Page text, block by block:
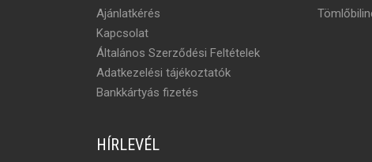
Ajánlatkérés
Kapcsolat
Általános Szerződési Feltételek
Adatkezelési tájékoztatók
Bankkártyás fizetés
HÍRLEVÉL